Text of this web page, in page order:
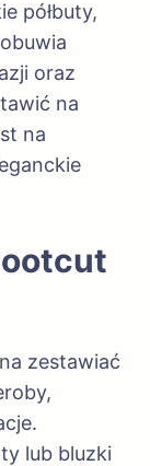
półbuty,
oraz
na
na
zestawiać
lub bluzki